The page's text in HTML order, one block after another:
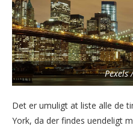
Pexels
Det er umuligt at liste alle de
York, da der findes uendeligt